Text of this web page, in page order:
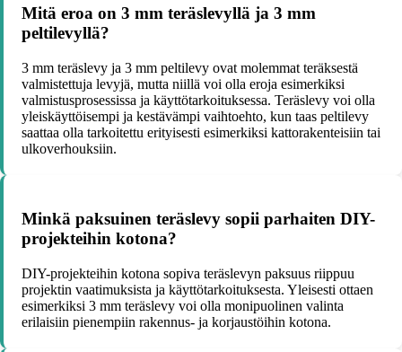
Mitä eroa on 3 mm teräslevyllä ja 3 mm
peltilevyllä?
3 mm teräslevy ja 3 mm peltilevy ovat molemmat teräksestä
valmistettuja levyjä, mutta niillä voi olla eroja esimerkiksi
valmistusprosessissa ja käyttötarkoituksessa. Teräslevy voi olla
yleiskäyttöisempi ja kestävämpi vaihtoehto, kun taas peltilevy
saattaa olla tarkoitettu erityisesti esimerkiksi kattorakenteisiin tai
ulkoverhouksiin.
Minkä paksuinen teräslevy sopii parhaiten DIY-
projekteihin kotona?
DIY-projekteihin kotona sopiva teräslevyn paksuus riippuu
projektin vaatimuksista ja käyttötarkoituksesta. Yleisesti ottaen
esimerkiksi 3 mm teräslevy voi olla monipuolinen valinta
erilaisiin pienempiin rakennus- ja korjaustöihin kotona.